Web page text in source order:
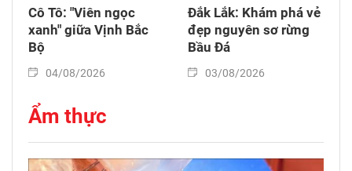
Cô Tô: "Viên ngọc
xanh" giữa Vịnh Bắc
Bộ
04/08/2026
Đắk Lắk: Khám phá vẻ
đẹp nguyên sơ rừng
Bầu Đá
03/08/2026
Ẩm thực